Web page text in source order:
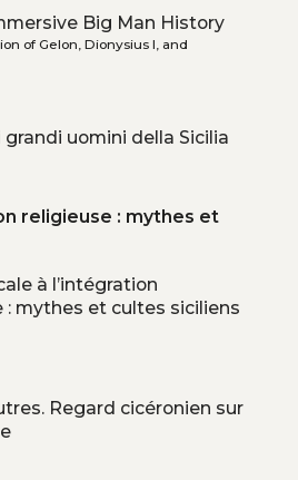
Big Man History
of Gelon, Dionysius I, and
grandi uomini della Sicilia
religieuse : mythes et
à l’intégration
: mythes et cultes siciliens
Regard cicéronien sur